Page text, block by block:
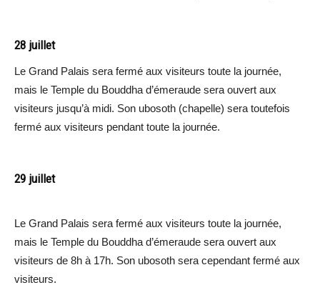
28 juillet
Le Grand Palais sera fermé aux visiteurs toute la journée,
mais le Temple du Bouddha d’émeraude sera ouvert aux
visiteurs jusqu’à midi. Son ubosoth (chapelle) sera toutefois
fermé aux visiteurs pendant toute la journée.
29 juillet
Le Grand Palais sera fermé aux visiteurs toute la journée,
mais le Temple du Bouddha d’émeraude sera ouvert aux
visiteurs de 8h à 17h. Son ubosoth sera cependant fermé aux
visiteurs.